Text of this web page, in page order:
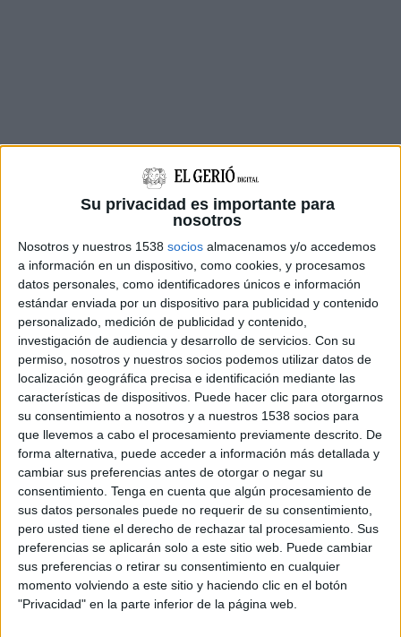
Su privacidad es importante para
nosotros
Nosotros y nuestros 1538 socios almacenamos y/o accedemos
a información en un dispositivo, como cookies, y procesamos
datos personales, como identificadores únicos e información
estándar enviada por un dispositivo para publicidad y contenido
personalizado, medición de publicidad y contenido,
investigación de audiencia y desarrollo de servicios. Con su
permiso, nosotros y nuestros socios podemos utilizar datos de
localización geográfica precisa e identificación mediante las
características de dispositivos. Puede hacer clic para otorgarnos
su consentimiento a nosotros y a nuestros 1538 socios para
que llevemos a cabo el procesamiento previamente descrito. De
forma alternativa, puede acceder a información más detallada y
cambiar sus preferencias antes de otorgar o negar su
consentimiento. Tenga en cuenta que algún procesamiento de
sus datos personales puede no requerir de su consentimiento,
pero usted tiene el derecho de rechazar tal procesamiento. Sus
preferencias se aplicarán solo a este sitio web. Puede cambiar
sus preferencias o retirar su consentimiento en cualquier
momento volviendo a este sitio y haciendo clic en el botón
"Privacidad" en la parte inferior de la página web.
Alguns dels socis reconeixien que s'havien saltat
elconfinament comarcalper poder exercir el
seu dret. En general, però, els participants
d'aquestes eleccions han destacat les mesures
de seguretat que s'han trobat tant a l'entrada al
recinte com a les meses.
Per poder votar cal portar mascareta i rentar-se
les mans a l'entrada i deixar el DNI en una
safata per evitar el contacte amb els membres
de les meses.
ImprimirEnvia
a
PDF